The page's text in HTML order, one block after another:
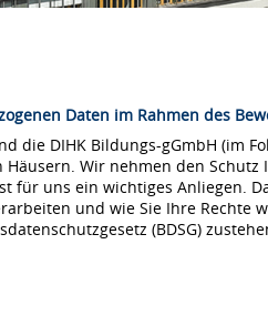
Daten im Rahmen des
die DIHK Bildungs-gGmbH (im
Wir nehmen den
für uns ein wichtiges Anliegen.
und wie Sie Ihre Rechte
(BDSG)